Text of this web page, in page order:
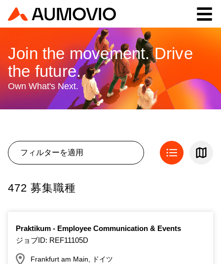
Join the movement. Drive
the future.
Own What's Next.
フィルターを適用
472 募集職種
Praktikum - Employee Communication & Events
ジョブID: REF11105D
Frankfurt am Main, ドイツ